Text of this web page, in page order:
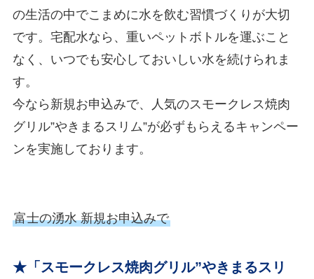
の生活の中でこまめに水を飲む習慣づくりが大切
です。宅配水なら、重いペットボトルを運ぶこと
なく、いつでも安心しておいしい水を続けられま
す。
今なら新規お申込みで、人気のスモークレス焼肉
グリル”やきまるスリム”が必ずもらえるキャンペー
ンを実施しております。
富士の湧水 新規お申込みで
★「スモークレス焼肉グリル”やきまるスリ